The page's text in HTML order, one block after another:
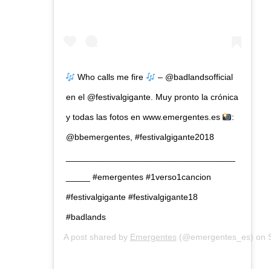
Who calls me fire – @badlandsofficial
en el @festivalgigante. Muy pronto la crónica
y todas las fotos en www.emergentes.es :
@bbemergentes, #festivalgigante2018
_____ #emergentes #1verso1cancion
#festivalgigante #festivalgigante18
#badlands
A post shared by Emergentes (@emergentes_es) on